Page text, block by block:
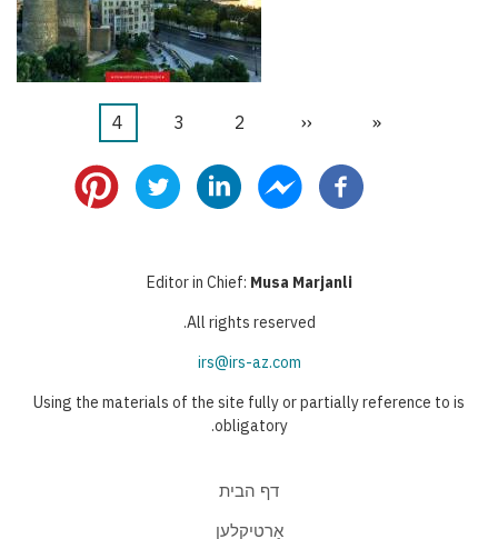
דף
«
הדף
‹‹ דף
2 דף
3
דף
4
Editor in Chief: Musa Marjanli
All rights reserved.
irs@irs-az.com
Using the materials of the site fully or partially reference to is
obligatory.
דף הבית
אַרטיקלען